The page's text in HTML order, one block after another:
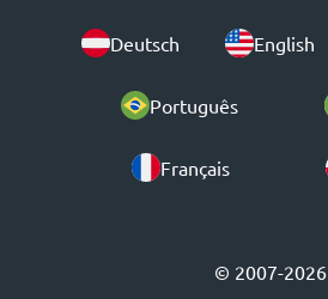
Deutsch English
Português
Français
© 2007-2026